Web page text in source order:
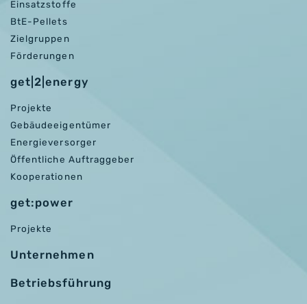
Einsatzstoffe
BtE-Pellets
Zielgruppen
Förderungen
get|2|energy
Projekte
Gebäudeeigentümer
Energieversorger
Öffentliche Auftraggeber
Kooperationen
get:power
Projekte
Unternehmen
Betriebsführung